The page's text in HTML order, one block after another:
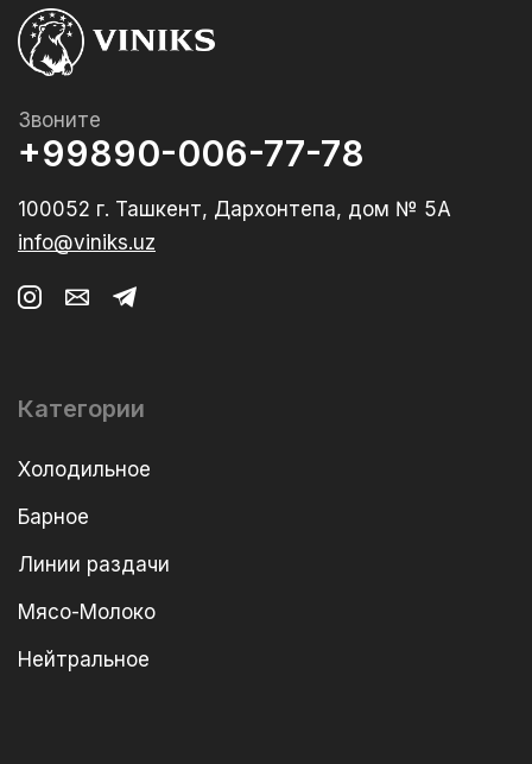
Звоните
+99890-006-77-78
100052 г. Ташкент, Дархонтепа, дом № 5А
info@viniks.uz
Категории
Холодильное
Барное
Линии раздачи
Мясо-Молоко
Нейтральное